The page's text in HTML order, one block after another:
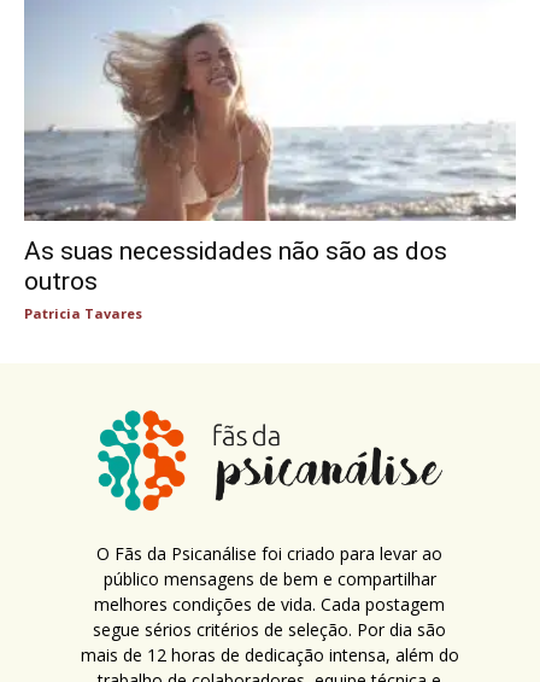
As suas necessidades não são as dos
outros
Patricia Tavares
O Fãs da Psicanálise foi criado para levar ao
público mensagens de bem e compartilhar
melhores condições de vida. Cada postagem
segue sérios critérios de seleção. Por dia são
mais de 12 horas de dedicação intensa, além do